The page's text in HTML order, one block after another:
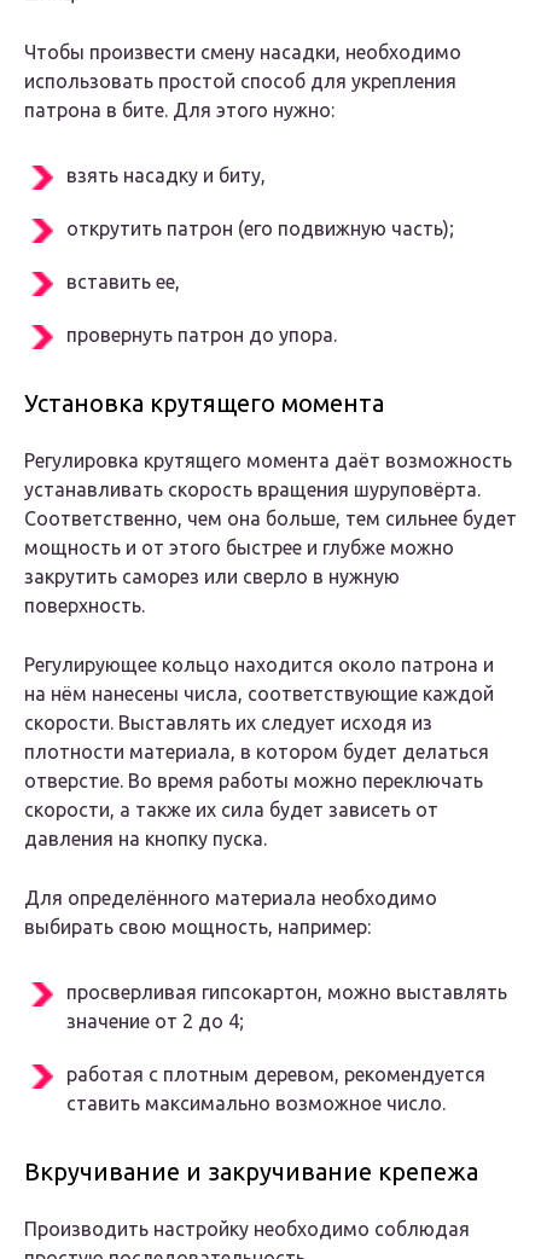
Чтобы произвести смену насадки, необходимо
использовать простой способ для укрепления
патрона в бите. Для этого нужно:
взять насадку и биту,
открутить патрон (его подвижную часть);
вставить ее,
провернуть патрон до упора.
Установка крутящего момента
Регулировка крутящего момента даёт возможность
устанавливать скорость вращения шуруповёрта.
Соответственно, чем она больше, тем сильнее будет
мощность и от этого быстрее и глубже можно
закрутить саморез или сверло в нужную
поверхность.
Регулирующее кольцо находится около патрона и
на нём нанесены числа, соответствующие каждой
скорости. Выставлять их следует исходя из
плотности материала, в котором будет делаться
отверстие. Во время работы можно переключать
скорости, а также их сила будет зависеть от
давления на кнопку пуска.
Для определённого материала необходимо
выбирать свою мощность, например:
просверливая гипсокартон, можно выставлять
значение от 2 до 4;
работая с плотным деревом, рекомендуется
ставить максимально возможное число.
Вкручивание и закручивание крепежа
Производить настройку необходимо соблюдая